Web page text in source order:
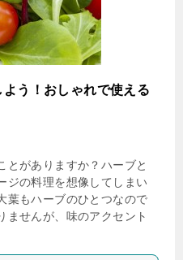
う！おしゃれで使える
とがありますか？ハーブと
ジの料理を想像してしまい
葉もハーブのひとつなので
ませんが、味のアクセント